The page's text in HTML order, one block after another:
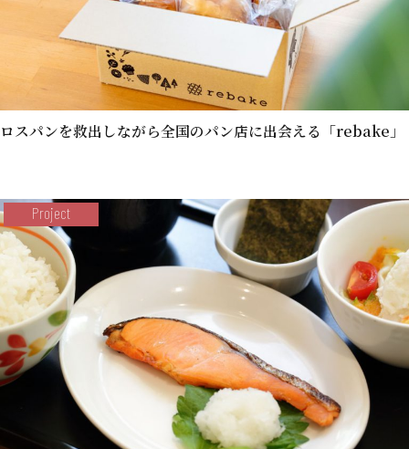
ロスパンを救出しながら全国のパン店に出会える「rebake」
Project